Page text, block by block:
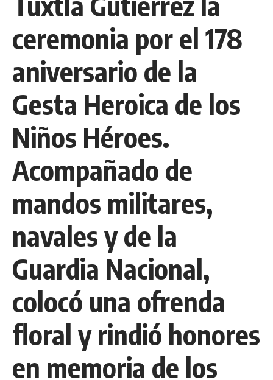
ceremonia por el 178
aniversario de la
Gesta Heroica de los
Niños Héroes.
Acompañado de
mandos militares,
navales y de la
Guardia Nacional,
colocó una ofrenda
floral y rindió honores
en memoria de los